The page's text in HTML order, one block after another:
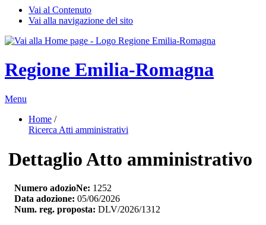
Vai al Contenuto
Vai alla navigazione del sito
Regione Emilia-Romagna
Menu
Home /
Ricerca Atti amministrativi
Dettaglio Atto amministrativo
Numero adozioNe: 1252
Data adozione: 05/06/2026
Num. reg. proposta: DLV/2026/1312